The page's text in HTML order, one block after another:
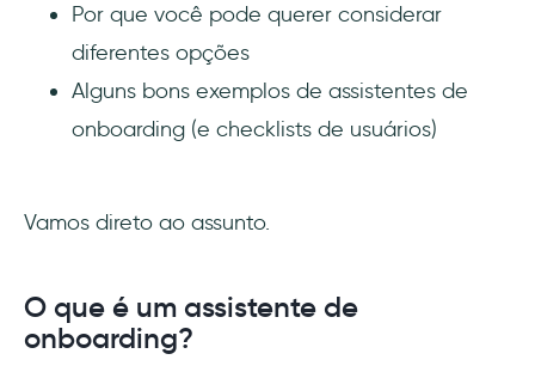
Por que você pode querer considerar
diferentes opções
Alguns bons exemplos de assistentes de
onboarding (e checklists de usuários)
Vamos direto ao assunto.
O que é um assistente de
onboarding?